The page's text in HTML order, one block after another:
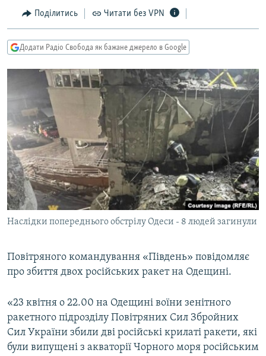
Перейти
до
пошуку
СУСПІЛЬСТВО
УКРАЇНА
ДОНБАС.РЕАЛІЇ
ТИ ЯК?
КИТАЙ.ВИКЛИКИ
МУЛЬТИМЕДІА
ФОТО
СПЕЦПРОЄКТИ
ПОДКАСТИ
КРИМ РЕАЛІЇ
УКР
КТАТ
ДОЛУЧАЙСЯ!
Поділитись Читати без VPN
Додати Радіо Свобода як бажане джерело в Google
Наслідки попереднього обстрілу Одеси - 8 людей загинули
Повітряного командування «Південь» повідомляє
про збиття двох російських ракет на Одещині.
«23 квітня о 22.00 на Одещині воїни зенітного
ракетного підрозділу Повітряних Сил Збройних
Сил України збили дві російські крилаті ракети, які
були випущені з акваторії Чорного моря російським